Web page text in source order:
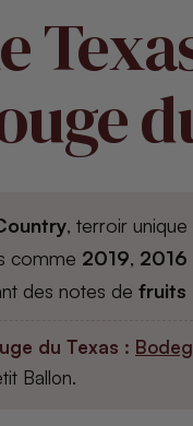
, terroir
comme 2019, 2016
des notes de fruits
du Texas :
Ballon.